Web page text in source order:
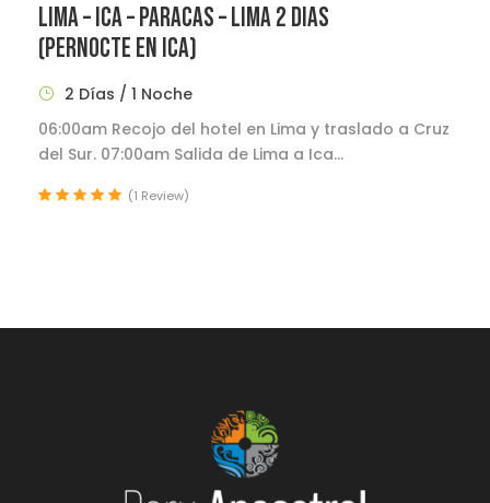
LIMA – ICA – PARACAS – LIMA 2 DIAS
(PERNOCTE EN ICA)
2 Días / 1 Noche
06:00am Recojo del hotel en Lima y traslado a Cruz
del Sur. 07:00am Salida de Lima a Ica...
(1 Review)